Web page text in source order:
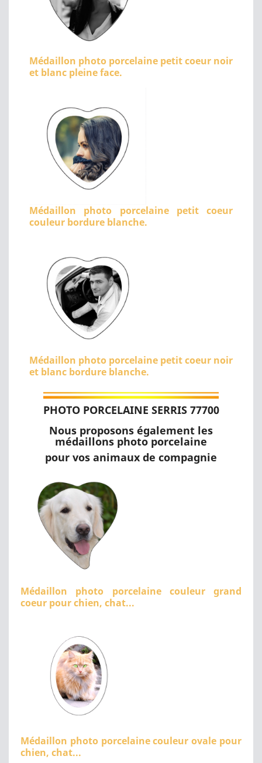
Médaillon photo porcelaine petit coeur noir
et blanc pleine face.
Médaillon photo porcelaine petit coeur
couleur bordure blanche.
Médaillon photo porcelaine petit coeur noir
et blanc bordure blanche.
PHOTO PORCELAINE SERRIS 77700
Nous proposons également les
médaillons photo porcelaine
pour vos animaux de compagnie
Médaillon photo porcelaine couleur grand
coeur pour chien, chat...
Médaillon photo porcelaine couleur ovale pour
chien, chat...